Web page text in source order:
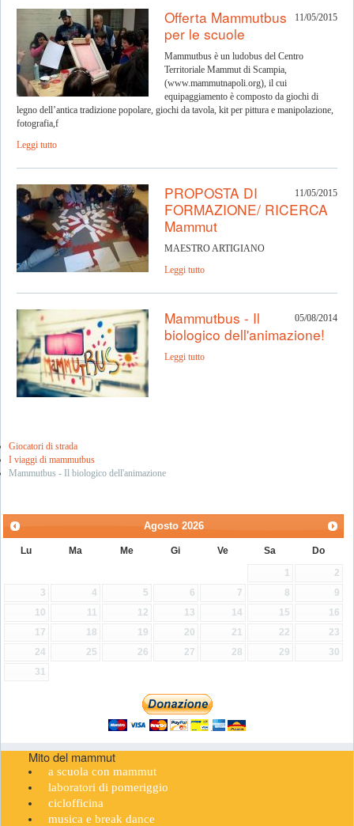
11/05/2015
Offerta Mammutbus
per le scuole
Mammutbus è un ludobus del Centro
Territoriale Mammut di Scampia,
(www.mammutnapoli.org), il cui
equipaggiamento è composto da giochi di
legno dell’antica tradizione popolare, giochi da tavola, kit per pittura e manipolazione,
fotografia,f
Leggi tutto
11/05/2015
PROPOSTA DI
FORMAZIONE/ RICERCA
Mammut
MAESTRO ARTIGIANO
Leggi tutto
05/08/2014
Mammutbus - Il
biologico dell'animazione!
Leggi tutto
Giocatori di strada
I viaggi di mammutbus
Mammutbus - Il biologico dell'animazione
Agosto 2026
Lu Ma Me Gi Ve Sa Do
1
2
3
4 5 6 7 8
9
10
11 12 13 14 15
16
17
18 19 20 21 22
23
24
25 26 27 28 29
30
31
Mito del mammut
a scuola con mammut
laboratori di pomeriggio
ciclofficina
musica e break dance